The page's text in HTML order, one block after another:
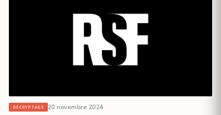
DÉCRYPTAGE 20 novembre 2024